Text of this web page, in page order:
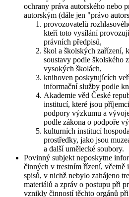
ochrany práva autorského nebo
autorským (dále jen "právo
provozovatelů
kteří toto vysílání
právních předpisů,
škol a školských zařízení,
soustavy podle školského
vysokých školách,
knihoven poskytujících
informační služby podle
Akademie věd České
institucí, které jsou
podpory výzkumu a
podle zákona o podpoře
kulturních institucí
prostředky, jako jsou
a další umělecké soubory.
Povinný subjekt neposkytne
činných v trestním řízení, včetně
spisů, v nichž nebylo zahájeno
materiálů a zpráv o postupu při
vznikly činností těchto orgánů